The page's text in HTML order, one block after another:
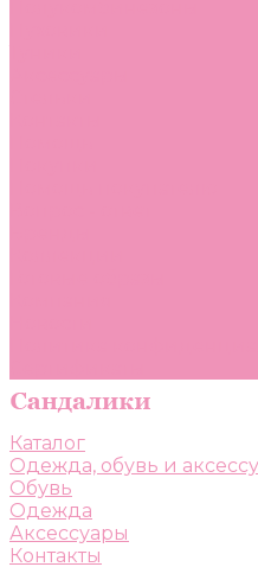
Каталог
Одежда, обувь и
Обувь
Одежда
Аксессуары
Контакты